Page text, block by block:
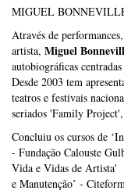
MIGUEL
Através de
artista, Miguel
autobiográficas
Desde 2003 tem
teatros e festivais
seriados 'Family
Concluiu os cursos de
- Fundação Calouste
Vida e Vidas de Artista'
e Manutenção’ -